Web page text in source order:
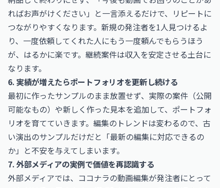
ればお声がけください」と一言添えるだけで、リピートに
つながりやすくなります。新規の発注者を1人見つけるよ
り、一度依頼してくれた人にもう一度頼んでもらうほう
が、はるかに楽です。継続案件は収入を安定させる土台に
なります。
6. 実績が増えたらポートフォリオを更新し続ける
最初に作ったサンプルのまま放置せず、実際の案件（公開
可能なもの）や新しく作った見本を追加して、ポートフォ
リオを育てていきます。編集のトレンドは変わるので、古
い演出のサンプルだけだと「最新の編集に対応できるの
か」と不安を与えてしまいます。
7. 外部メディアの実例で価値を再認識する
外部メディアでは、ココナラの動画編集が発注者にとって